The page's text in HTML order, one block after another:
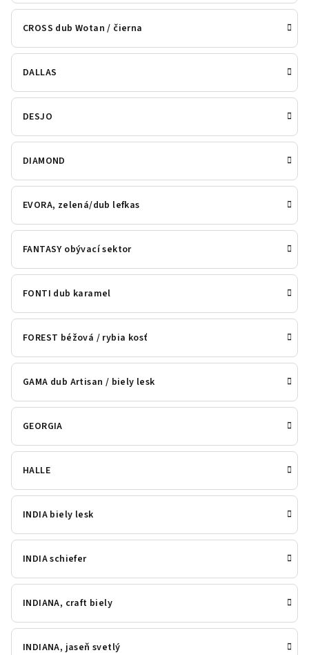
CROSS dub Wotan / čierna
DALLAS
DESJO
DIAMOND
EVORA, zelená/dub lefkas
FANTASY obývací sektor
FONTI dub karamel
FOREST béžová / rybia kosť
GAMA dub Artisan / biely lesk
GEORGIA
HALLE
INDIA biely lesk
INDIA schiefer
INDIANA, craft biely
INDIANA, jaseň svetlý